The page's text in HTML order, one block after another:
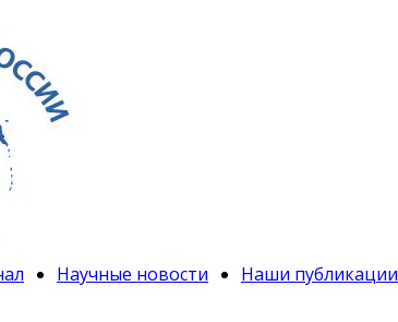
Научные новости Наши публикации